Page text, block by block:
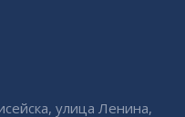
улица Ленина,